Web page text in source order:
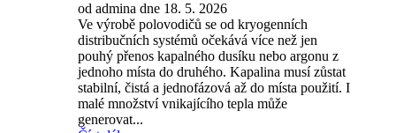
od admina dne 18. 5. 2026
Ve výrobě polovodičů se od kryogenních
distribučních systémů očekává více než jen
pouhý přenos kapalného dusíku nebo argonu z
jednoho místa do druhého. Kapalina musí zůstat
stabilní, čistá a jednofázová až do místa použití. I
malé množství vnikajícího tepla může
generovat...